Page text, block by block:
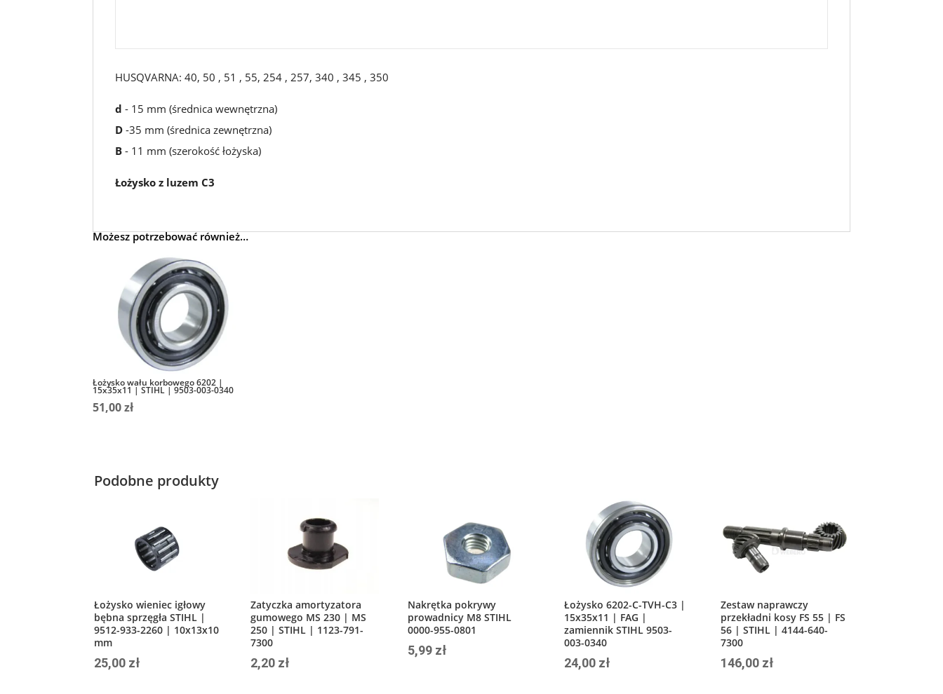
HUSQVARNA: 40, 50 , 51 , 55, 254 , 257, 340 , 345 , 350
d - 15 mm (średnica wewnętrzna)
D -35 mm (średnica zewnętrzna)
B - 11 mm (szerokość łożyska)
Łożysko z luzem C3
Możesz potrzebować również…
Łożysko wału korbowego 6202 |
15x35x11 | STIHL | 9503-003-0340
51,00zł
Podobne produkty
Łożysko wieniec igłowy
bębna sprzęgła STIHL |
9512-933-2260 | 10x13x10
mm
25,00 zł
Zatyczka amortyzatora
gumowego MS 230 | MS
250 | STIHL | 1123-791-
7300
2,20 zł
Nakrętka pokrywy
prowadnicy M8 STIHL
0000-955-0801
5,99 zł
Łożysko 6202-C-TVH-C3 |
15x35x11 | FAG |
zamiennik STIHL 9503-
003-0340
24,00 zł
Zestaw naprawczy
przekładni kosy FS 55 | FS
56 | STIHL | 4144-640-
7300
146,00 zł